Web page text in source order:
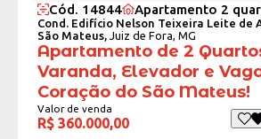
Cód. 14844 Apartamento 2
Cond. Edifício Nelson Teixeira Leite de
São Mateus, Juiz de Fora, MG
Apartamento de 2
Varanda, Elevador e
Coração do São Mateus!
Valor de venda
R$ 360.000,00